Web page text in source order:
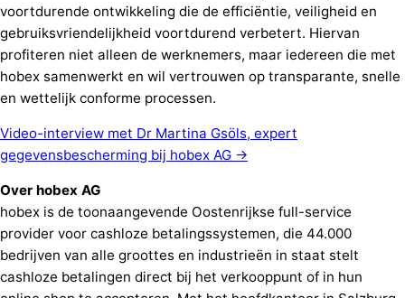
voortdurende ontwikkeling die de efficiëntie, veiligheid en
gebruiksvriendelijkheid voortdurend verbetert. Hiervan
profiteren niet alleen de werknemers, maar iedereen die met
hobex samenwerkt en wil vertrouwen op transparante, snelle
en wettelijk conforme processen.
Video-interview met Dr Martina Gsöls, expert
gegevensbescherming bij hobex AG →
Over hobex AG
hobex is de toonaangevende Oostenrijkse full-service
provider voor cashloze betalingssystemen, die 44.000
bedrijven van alle groottes en industrieën in staat stelt
cashloze betalingen direct bij het verkooppunt of in hun